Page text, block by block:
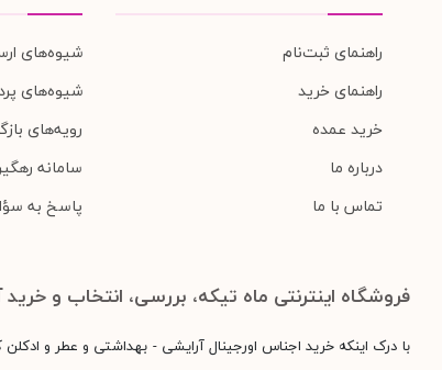
راهنمای ثبت‌نام
راهنمای خرید
خرید عمده
درباره ما
تماس با ما
شیوه‌های
شیوه‌های
رویه‌های
سامانه
پاسخ به
فروشگاه اینترنتی ماه تیکه، بررسی، انتخاب و خرید
با درک اینکه خرید اجناس اورجینال آرایشی - بهداشتی و عطر و